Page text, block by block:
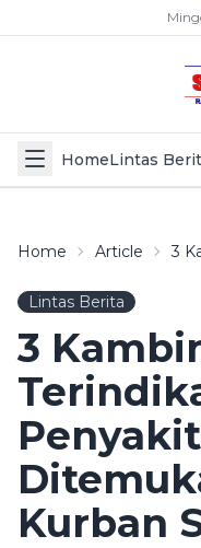
HomeLintas
Home Article 3
Lintas Berita
3
Kurban